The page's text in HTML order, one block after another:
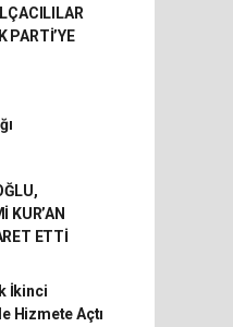
PARTİ’YE
KUR’AN
ETTİ
İkinci
Hizmete Açtı